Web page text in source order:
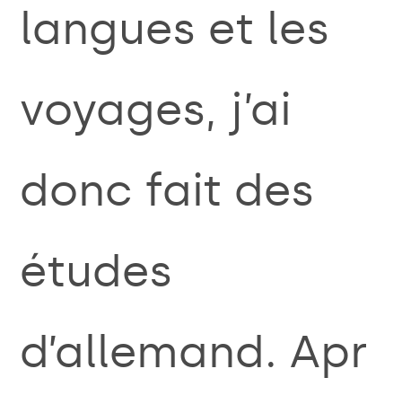
langues et les
voyages, j’ai
donc fait des
études
d’allemand. Apr